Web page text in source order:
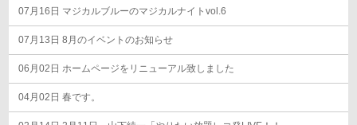
07月16日 マジカルブルーのマジカルナイトvol.6
07月13日 8月のイベントのお知らせ
06月02日 ホームページをリニューアル致しました
04月02日 春です。